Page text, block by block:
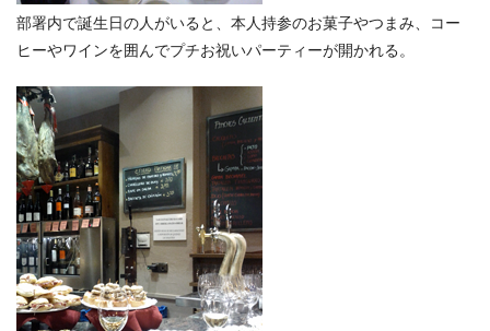
部署内で誕生日の人がいると、本人持参のお菓子やつまみ、コー
ヒーやワインを囲んでプチお祝いパーティーが開かれる。